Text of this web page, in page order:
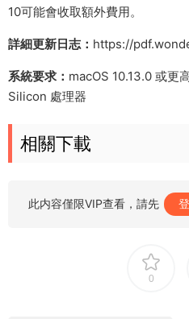
10可能會收取額外費用。
詳細更新日志： https://
系統要求： macOS 10.13.0 或更
Silicon 處理器
相關下載
此内容僅限VIP查看，請先
0